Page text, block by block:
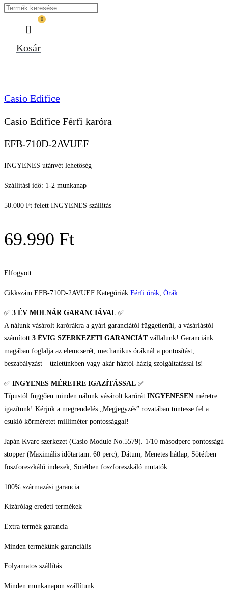
search
0
Kosár
Casio Edifice
Casio Edifice Férfi karóra
EFB-710D-2AVUEF
INGYENES utánvét lehetőség
Szállítási idő: 1-2 munkanap
50.000 Ft felett INGYENES szállítás
69.990 Ft
Elfogyott
Cikkszám EFB-710D-2AVUEF Kategóriák Férfi órák, Órák
✅ 3 ÉV MOLNÁR GARANCIÁVAL ✅
A nálunk vásárolt karórákra a gyári garanciától függetlenül, a vásárlástól
számított 3 ÉVIG SZERKEZETI GARANCIÁTvállalunk! Garanciánk
magában foglalja az elemcserét, mechanikus óráknál a pontosítást,
beszabályzást – üzletünkben vagy akár háztól-házig szolgáltatással is!
✅ INGYENES MÉRETRE IGAZÍTÁSSAL ✅
Típustól függően minden nálunk vásárolt karórát INGYENESEN méretre
igazítunk! Kérjük a megrendelés „Megjegyzés” rovatában tüntesse fel a
csukló körméretet milliméter pontossággal!
Japán Kvarc szerkezet (Casio Module No.5579). 1/10 másodperc pontosságú
stopper (Maximális időtartam: 60 perc), Dátum, Menetes hátlap, Sötétben
foszforeszkáló indexek, Sötétben foszforeszkáló mutatók.
100% származási garancia
Kizárólag eredeti termékek
Extra termék garancia
Minden termékünk garanciális
Folyamatos szállítás
Minden munkanapon szállítunk